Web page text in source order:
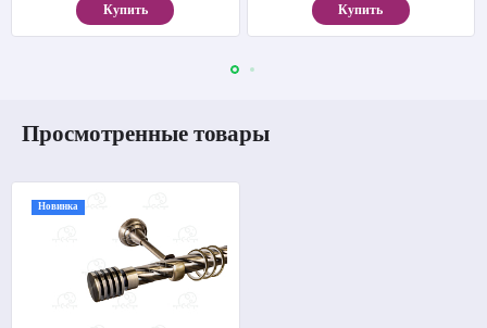
Купить Купить
Просмотренные товары
Новинка